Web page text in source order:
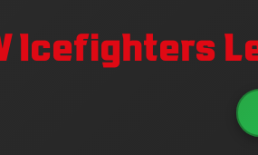
Icefighters